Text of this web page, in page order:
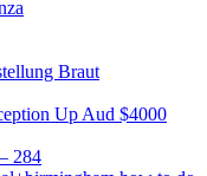
Braut
Up Aud $4000
284